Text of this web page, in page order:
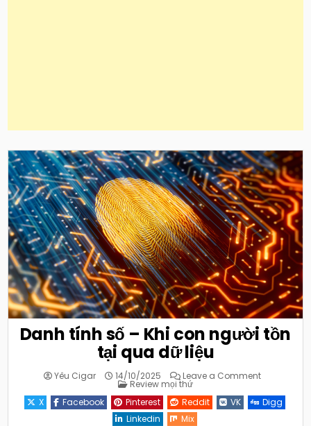
Danh tính số – Khi con người tồn
tại qua dữ liệu
Yêu Cigar 14/10/2025 Leave a Commenton
số
–
Posted
Review mọi thứ
X
Facebook Pinterest Reddit VK
Digg
Linkedin
Mix